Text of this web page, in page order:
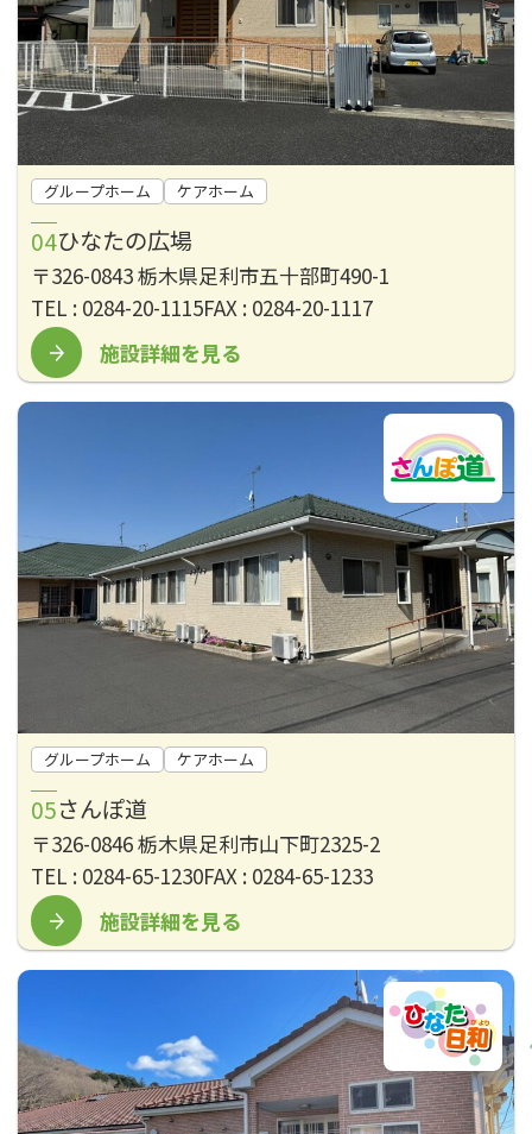
グループホーム ケアホーム
ひなたの広場
〒326-0843 栃木県足利市五十部町490-1
TEL : 0284-20-1115FAX : 0284-20-1117
施設詳細を見る
グループホーム ケアホーム
さんぽ道
〒326-0846 栃木県足利市山下町2325-2
TEL : 0284-65-1230FAX : 0284-65-1233
施設詳細を見る